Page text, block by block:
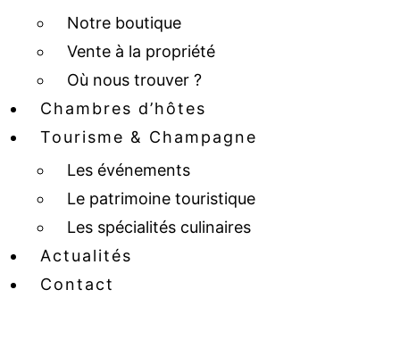
Notre boutique
Vente à la propriété
Où nous trouver ?
Chambres d’hôtes
Tourisme & Champagne
Les événements
Le patrimoine touristique
Les spécialités culinaires
Actualités
Contact